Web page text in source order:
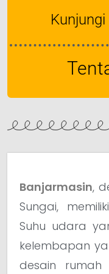
Kunjungi
Banjarmasin,
Sungai,
Suhu udara
kelembapan
desain